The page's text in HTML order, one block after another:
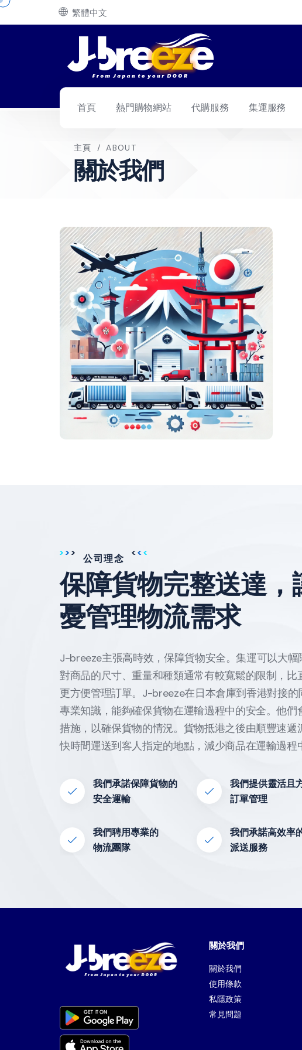
🌐 繁體中文
首頁 熱門購物網站 代購服務 集運服務
主頁 / ABOUT
關於我們
公司理念
保障貨物完整送達，
憂管理物流需求
J-breeze主張高時效，保障貨物安全。集運可以大
對商品的尺寸、重量和種類通常有較寬鬆的限制，比
更方便管理訂單。J-breeze在日本倉庫到香港對接
專業知識，能夠確保貨物在運輸過程中的安全。他們
措施，以確保貨物的情況。貨物抵港之後由順豐速遞
快時間運送到客人指定的地點，減少商品在運輸過程
我們承諾保障貨物的
安全運輸
我們聘用專業的
物流團隊
我們提供靈活且
訂單管理
我們承諾高效率
派送服務
關於我們
關於我們
使用條款
私隱政策
常見問題